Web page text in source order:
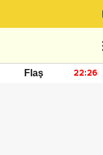
Flaş 22:26